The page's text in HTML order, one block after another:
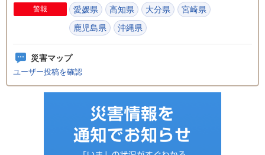
警報 愛媛県 高知県 大分県
宮崎県
鹿児島県
沖縄県
災害マップ
ユーザー投稿を確認